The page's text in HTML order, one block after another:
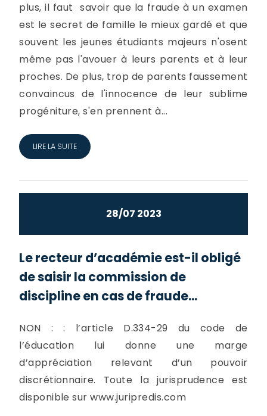
plus, il faut savoir que la fraude à un examen
est le secret de famille le mieux gardé et que
souvent les jeunes étudiants majeurs n'osent
même pas l'avouer à leurs parents et à leur
proches. De plus, trop de parents faussement
convaincus de l'innocence de leur sublime
progéniture, s'en prennent à...
LIRE LA SUITE
28/07 2023
Le recteur d’académie est-il obligé
de saisir la commission de
discipline en cas de fraude...
NON : : l’article D.334-29 du code de
l’éducation lui donne une marge
d’appréciation relevant d’un pouvoir
discrétionnaire. Toute la jurisprudence est
disponible sur www.juripredis.com